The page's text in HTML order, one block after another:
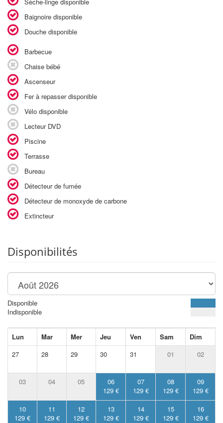
Baignoire disponible
Douche disponible
Barbecue
Chaise bébé
Ascenseur
Fer à repasser disponible
Vélo disponible
Lecteur DVD
Piscine
Terrasse
Bureau
Détecteur de fumée
Détecteur de monoxyde de carbone
Extincteur
Disponibilités
Disponible
Indisponible
Lun Mar Mer Jeu Ven Sam
Dim
27
28 29 30 31 01 02
03 04 05
06
129 €
07
129 €
08
129 €
09
129 €
10
129 €
11
129 €
12
129 €
13
129 €
14
129 €
15
129 €
16
129 €